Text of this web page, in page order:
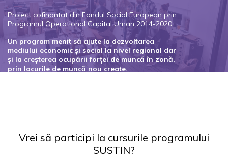
Proiect cofinantat din Fondul Social European prin
Programul Operational Capital Uman 2014-2020
Un program menit să ajute la dezvoltarea
mediului economic și social la nivel regional dar
și la creșterea ocupării forței de muncă în zonă,
prin locurile de muncă nou create.
Vrei să participi la cursurile programului
SUSTIN?